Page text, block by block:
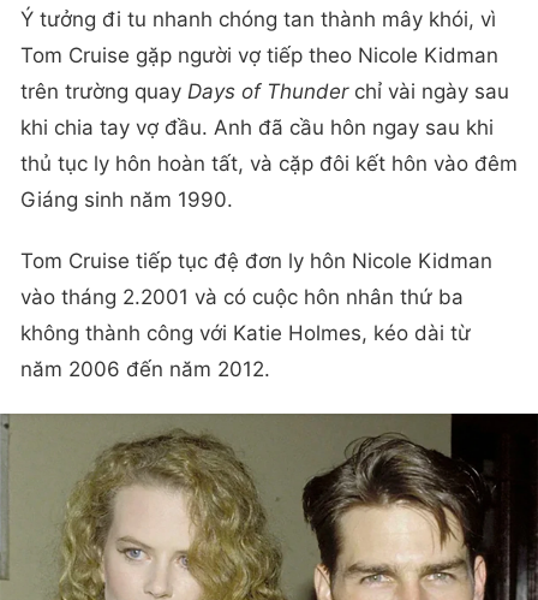
Ý tưởng đi tu nhanh chóng tan thành mây khói, vì
Tom Cruise gặp người vợ tiếp theo Nicole Kidman
trên trường quay Days of Thunderchỉ vài ngày sau
khi chia tay vợ đầu. Anh đã cầu hôn ngay sau khi
thủ tục ly hôn hoàn tất, và cặp đôi kết hôn vào đêm
Giáng sinh năm 1990.
Tom Cruise tiếp tục đệ đơn ly hôn Nicole Kidman
vào tháng 2.2001 và có cuộc hôn nhân thứ ba
không thành công với Katie Holmes, kéo dài từ
năm 2006 đến năm 2012.